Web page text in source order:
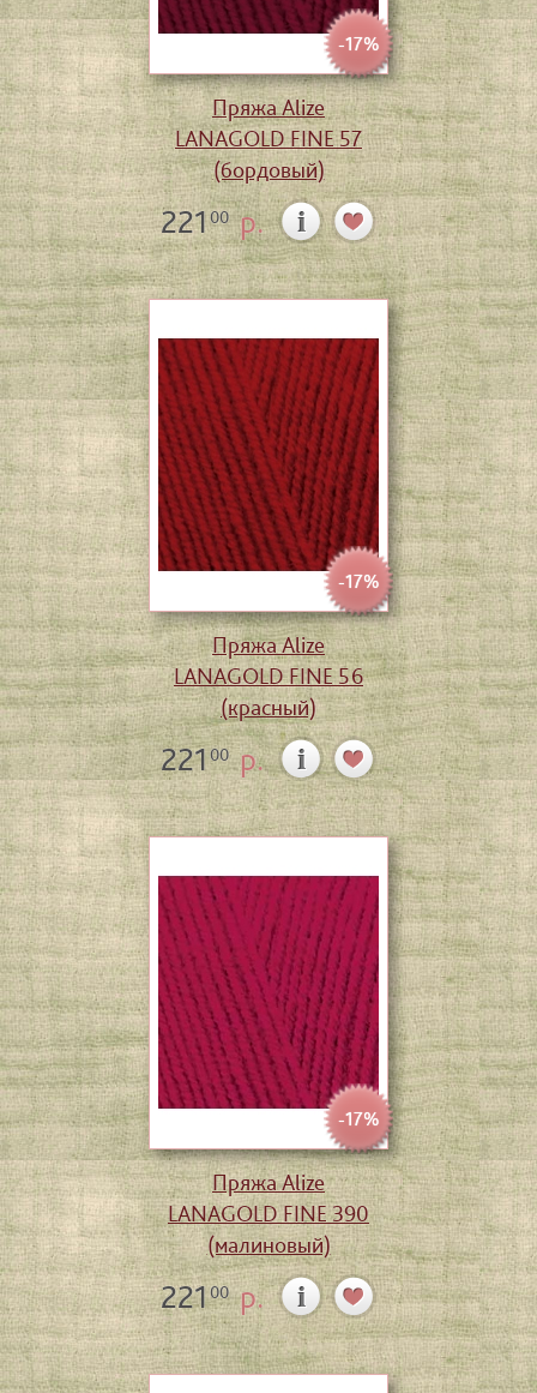
-17%
Пряжа Alize
LANAGOLD FINE 57
(бордовый)
22100р.
-17%
Пряжа Alize
LANAGOLD FINE 56
(красный)
22100р.
-17%
Пряжа Alize
LANAGOLD FINE 390
(малиновый)
22100р.